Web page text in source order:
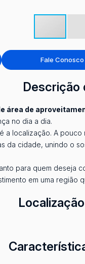
Fale Conosco
Descrição
área de
no dia a dia.
a localização. A pouco
da cidade, unindo o
para quem deseja
em uma região